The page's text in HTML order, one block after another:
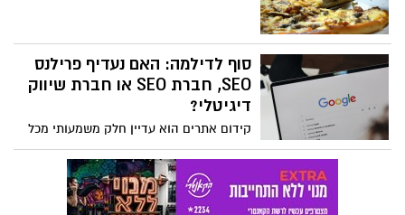
סוף לדילמה: האם נעדיף פרילנס
SEO, חברת SEO או חברת שיווק
דיגיטלי?
קידום אתרים הוא עדיין חלק משמעותי מכל
אסטרטגיה של שיווק דיגיטלי. מרבית הגולשים
הישראלים עדיין יפנו לגוגל כאשר הם
מחפשים למשל שירותים, מוצרים או מידע
ספציפי וחלק גדול מהם יעדיפו להסתכל